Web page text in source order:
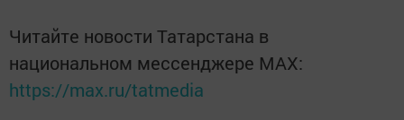
Читайте новости Татарстана в
национальном мессенджере MАХ:
https://max.ru/tatmedia